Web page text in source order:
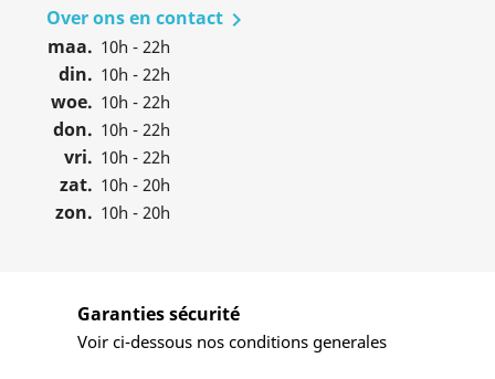
Over ons en contact 
maa. 10h - 22h
din. 10h - 22h
woe. 10h - 22h
don. 10h - 22h
vri. 10h - 22h
zat. 10h - 20h
zon. 10h - 20h
Garanties sécurité
Voir ci-dessous nos conditions generales